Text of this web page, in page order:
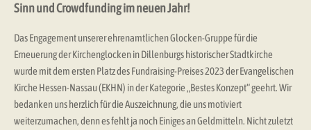
Sinn und Crowdfunding im neuen Jahr!
Das Engagement unserer ehrenamtlichen Glocken-Gruppe für die
Erneuerung der Kirchenglocken in Dillenburgs historischer Stadtkirche
wurde mit dem ersten Platz des Fundraising-Preises 2023 der Evangelischen
Kirche Hessen-Nassau (EKHN) in der Kategorie „Bestes Konzept“ geehrt. Wir
bedanken uns herzlich für die Auszeichnung, die uns motiviert
weiterzumachen, denn es fehlt ja noch Einiges an Geldmitteln. Nicht zuletzt